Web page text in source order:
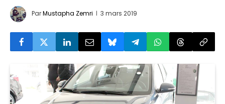
ParMustapha Zemri 3 mars 2019